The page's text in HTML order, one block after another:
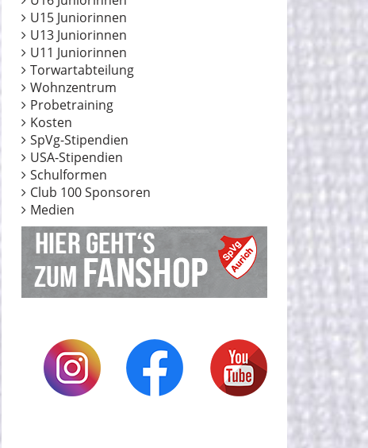
U15 Juniorinnen
U13 Juniorinnen
U11 Juniorinnen
Torwartabteilung
Wohnzentrum
Probetraining
Kosten
SpVg-Stipendien
USA-Stipendien
Schulformen
Club 100 Sponsoren
Medien